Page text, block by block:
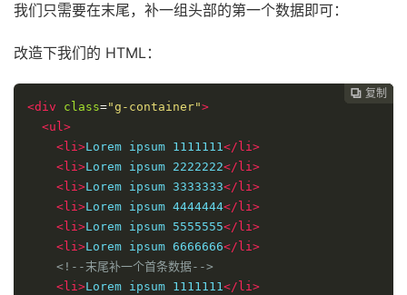
我们只需要在末尾，补一组头部的第一个数据即可：
改造下我们的 HTML：
 复制
 复制
 复制
 复制
 复制
<div
class="g-container">
<ul>
<li>Lorem ipsum 1111111</li>
<li>Lorem ipsum 2222222</li>
<li>Lorem ipsum 3333333</li>
<li>Lorem ipsum 4444444</li>
<li>Lorem ipsum 5555555</li>
<li>Lorem ipsum 6666666</li>
<!--末尾补一个首条数据-->
<li>Lorem ipsum 1111111</li>